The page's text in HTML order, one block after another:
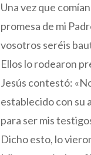
Una vez que
promesa de mi
vosotros seréis
Ellos lo rodearon
Jesús contestó:
establecido con su
para ser mis
Dicho esto, lo